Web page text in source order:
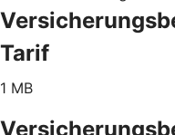
Tarif
1 MB